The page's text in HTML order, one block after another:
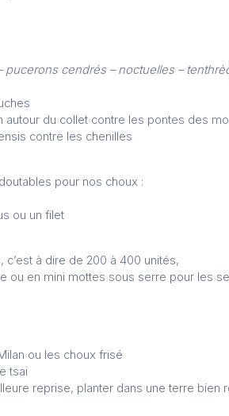
cendrés – noctuelles –
du collet contre les pontes des
contre les chenilles
pour nos choux :
ou un filet
à dire de 200 à 400 unités,
ou en mini mottes sous serre pour les
ou les choux frisé
tsai
reprise, planter dans une terre bien